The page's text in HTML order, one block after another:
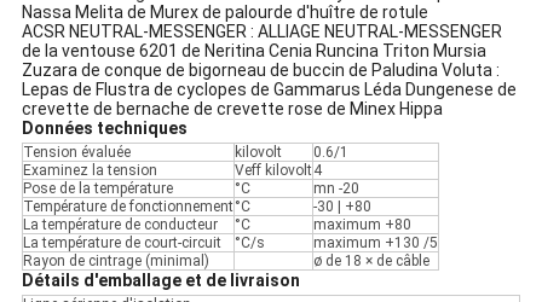
Nassa Melita de Murex de palourde d'huître de rotule
ACSR NEUTRAL-MESSENGER : ALLIAGE NEUTRAL-MESSENGER
de la ventouse 6201 de Neritina Cenia Runcina Triton Mursia
Zuzara de conque de bigorneau de buccin de Paludina Voluta :
Lepas de Flustra de cyclopes de Gammarus Léda Dungenese de
crevette de bernache de crevette rose de Minex Hippa
Données techniques
Tension évaluée kilovolt
0.6/1
Examinez la tension
Veff kilovolt4
Pose de la température
°C
mn -20
Température de fonctionnement°C
-30 | +80
La température de conducteur
°C
maximum +80
La température de court-circuit
°C/s
maximum +130 /5
Rayon de cintrage (minimal)
ø de 18 × de câble
Détails d'emballage et de livraison